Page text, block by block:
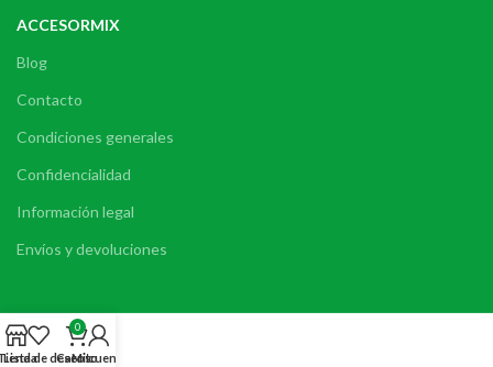
ACCESORMIX
Blog
Contacto
Condiciones generales
Confidencialidad
Información legal
Envíos y devoluciones
Lista de deseos
0
Carrito
Mi cuenta